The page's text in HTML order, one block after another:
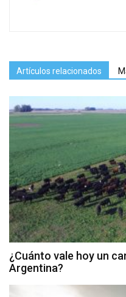
Artículos relacionados
¿Cuánto vale hoy un
Argentina?